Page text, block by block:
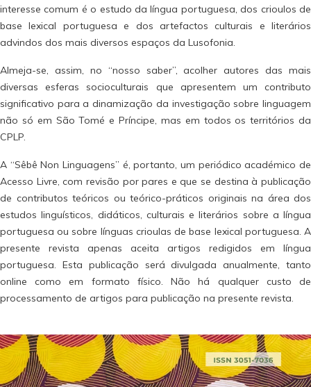
interesse comum é o estudo da língua portuguesa, dos crioulos de
base lexical portuguesa e dos artefactos culturais e literários
advindos dos mais diversos espaços da Lusofonia.
Almeja-se, assim, no “nosso saber”, acolher autores das mais
diversas esferas socioculturais que apresentem um contributo
significativo para a dinamização da investigação sobre linguagem
não só em São Tomé e Príncipe, mas em todos os territórios da
CPLP.
A “Sêbê Non Linguagens” é, portanto, um periódico académico de
Acesso Livre, com revisão por pares e que se destina à publicação
de contributos teóricos ou teórico-práticos originais na área dos
estudos linguísticos, didáticos, culturais e literários sobre a língua
portuguesa ou sobre línguas crioulas de base lexical portuguesa. A
presente revista apenas aceita artigos redigidos em língua
portuguesa. Esta publicação será divulgada anualmente, tanto
online como em formato físico. Não há qualquer custo de
processamento de artigos para publicação na presente revista.